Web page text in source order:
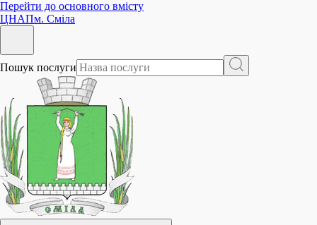
Перейти до основного вмісту
ЦНАПм. Сміла
Пошук послуги